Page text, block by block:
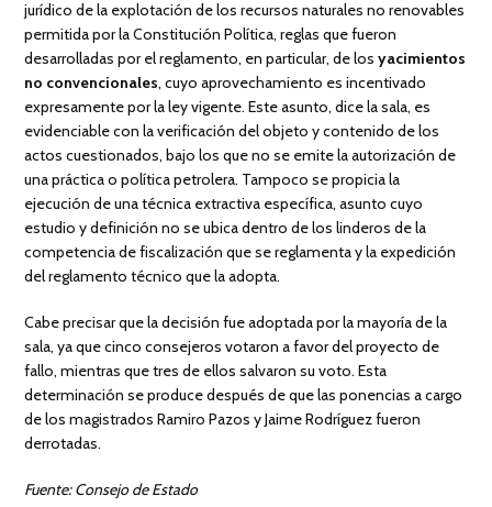
jurídico de la explotación de los recursos naturales no renovables
permitida por la Constitución Política, reglas que fueron
desarrolladas por el reglamento, en particular, de losyacimientos
no convencionales, cuyo aprovechamiento es incentivado
expresamente por la ley vigente. Este asunto, dice la sala, es
evidenciable con la verificación del objeto y contenido de los
actos cuestionados, bajo los que no se emite la autorización de
una práctica o política petrolera. Tampoco se propicia la
ejecución de una técnica extractiva específica, asunto cuyo
estudio y definición no se ubica dentro de los linderos de la
competencia de fiscalización que se reglamenta y la expedición
del reglamento técnico que la adopta.
Cabe precisar que la decisión fue adoptada por la mayoría de la
sala, ya que cinco consejeros votaron a favor del proyecto de
fallo, mientras que tres de ellos salvaron su voto. Esta
determinación se produce después de que las ponencias a cargo
de los magistrados Ramiro Pazos y Jaime Rodríguez fueron
derrotadas.
Fuente: Consejo de Estado